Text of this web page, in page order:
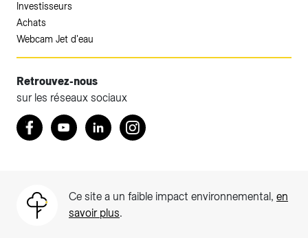
Investisseurs
Achats
Webcam Jet d'eau
Retrouvez-nous
sur les réseaux sociaux
Retrouvez nous sur Facebook
YoutubeLinkedInInstagram
Ce site a un faible impact environnemental, en
savoir plus.